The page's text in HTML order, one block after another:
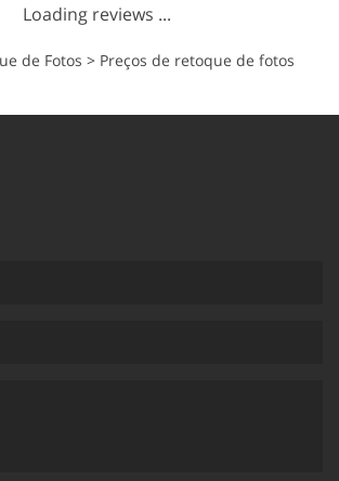
Loading reviews ...
de Fotos > Preços de retoque de fotos